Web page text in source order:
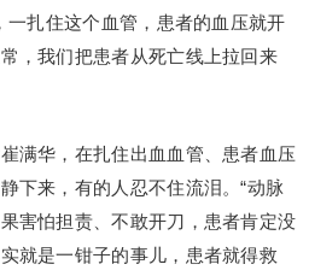
一扎住这个血管，患者的血压就开
，我们把患者从死亡线上拉回来
满华，在扎住出血血管、患者血压
下来，有的人忍不住流泪。“动脉
害怕担责、不敢开刀，患者肯定没
就是一钳子的事儿，患者就得救